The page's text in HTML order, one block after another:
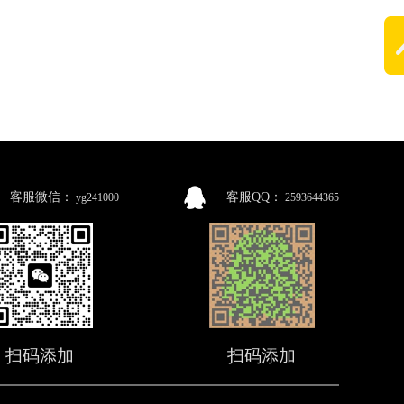
客服微信： yg241000
扫码添加
客服QQ： 2593644365
扫码添加